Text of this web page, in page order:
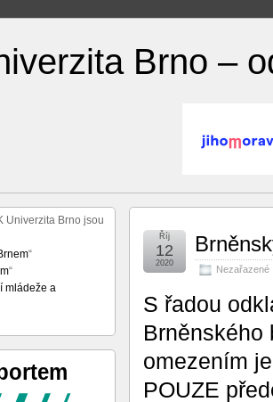
Brno –
Nezařazené
Říj
12
2020
S řadou
Brněnského
omezením
POUZE
Univerzita Brno jsou
“
“
mládeže a